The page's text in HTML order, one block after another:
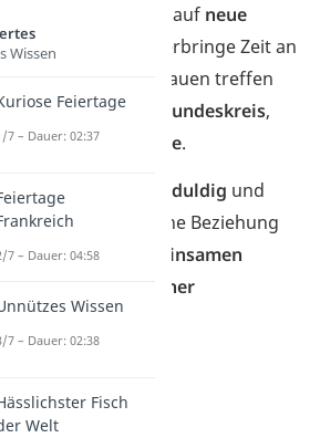
auf neue
zugehst. Verbringe Zeit an
an denen du Frauen treffen
— sei es im
Freundeskreis,
Hobbysoder online.
Interesse geduldig und
authentisch
. Eine Beziehung
oft aus
gemeinsamen
ehrlicher
Wissen
Feiertage
7 – Dauer: 02:37
7 – Dauer: 04:58
Wissen
7 – Dauer: 02:38
Fisch
Welt